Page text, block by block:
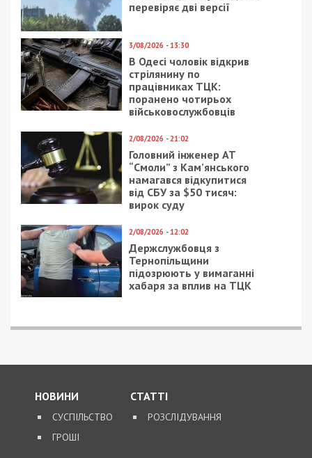
перевіряє дві версії
3/08/2026 - 13:30
В Одесі чоловік відкрив
стрілянину по
працівниках ТЦК:
поранено чотирьох
військовослужбовців
2/08/2026 - 21:02
Головний інженер АТ
“Смоли” з Кам’янського
намагався відкупитися
від СБУ за $50 тисяч:
вирок суду
2/08/2026 - 12:02
Держслужбовця з
Тернопільщини
підозрюють у вимаганні
хабаря за вплив на ТЦК
НОВИНИ
СУСПІЛЬСТВО
ГРОШІ
СТАТТІ
РОЗСЛІДУВАННЯ